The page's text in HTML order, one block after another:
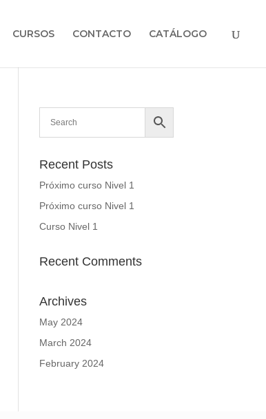
CURSOS CONTACTO CATÁLOGO
Recent Posts
Próximo curso Nivel 1
Próximo curso Nivel 1
Curso Nivel 1
Recent Comments
Archives
May 2024
March 2024
February 2024